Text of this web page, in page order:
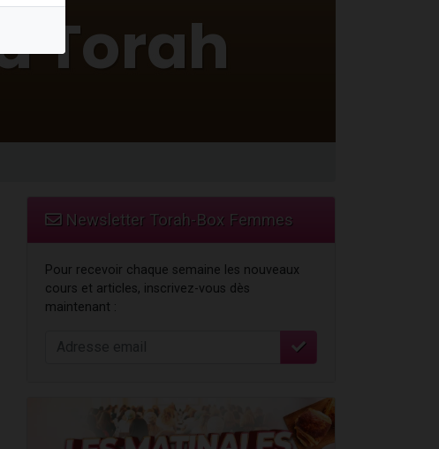
Newsletter Torah-Box Femmes
Pour recevoir chaque semaine les nouveaux
cours et articles, inscrivez-vous dès
maintenant :